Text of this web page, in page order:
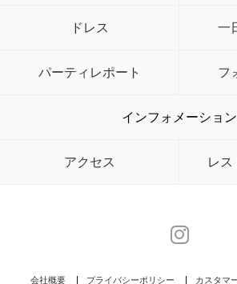
ドレス 一
パーティレポート フ
インフォメーション
アクセス レス
会社概要 プライバシーポリシー カスタマ